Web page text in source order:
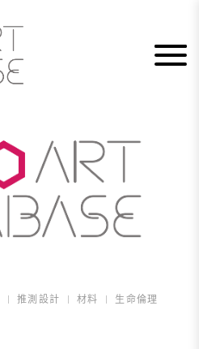
推測設計 材料 生命倫理